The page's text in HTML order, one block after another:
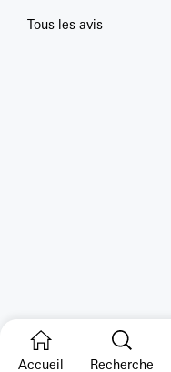
Accueil Recherche
Tous les avis